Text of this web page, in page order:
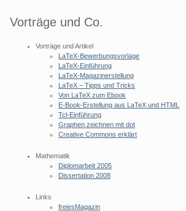
Vorträge und Co.
Vorträge und Artikel
LaTeX-Bewerbungsvorlage
LaTeX-Einführung
LaTeX-Magazinerstellung
LaTeX – Tipps und Tricks
Von LaTeX zum Ebook
E-Book-Erstellung aus LaTeX und HTML
Tcl-Einführung
Graphen zeichnen mit dot
Creative Commons erklärt
Mathematik
Diplomarbeit 2005
Dissertation 2008
Links
freiesMagazin